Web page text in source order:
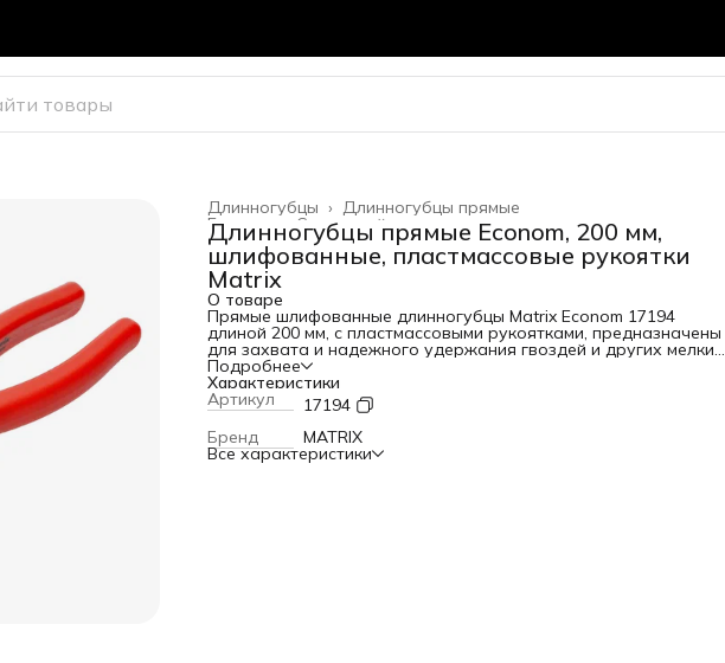
Длинногубцы прямые
Длинногубцы ›
Слесарный инструмент ›
Главная ›
Длинногубцы прямые Econom, 200 мм,
шлифованные, пластмассовые рукоятки
Matrix
О товаре
Прямые шлифованные длинногубцы Matrix Econom 17194
длиной 200 мм, с пластмассовыми рукоятками, предназначены
для захвата и надежного удержания гвоздей и других мелких
деталей, перекусывания проводов, прутков, проволоки и
решения широкого спектра ремонтных и монтажных задач.
Будут полезны как начинающим мастерам, так и
профессионалам. Преимущества Прочность и износостойкость
— губки изготовлены из углеродистой стали и отшлифованы, а
пластмассовые рукоятки устойчивы к механическим
повреждениям. Безопасная эксплуатация — упоры на
Подробнее
Характеристики
Артикул
17194
Бренд
MATRIX
Все характеристики